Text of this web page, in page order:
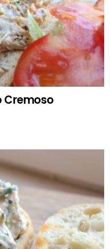
Cremoso